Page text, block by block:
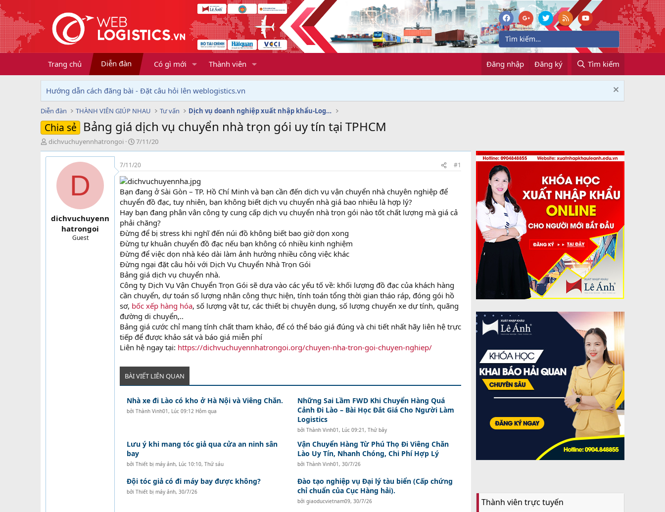
Trang chủ Diễn đàn Có gì mới Thành viên Đăng nhập Đăng ký Tìm kiếm
Hướng dẫn cách đăng bài - Đặt câu hỏi lên weblogistics.vn
Diễn đàn THÀNH VIÊN GIÚP NHAU Tư vấn Dịch vụ doanh nghiệp xuất nhập khẩu-Logistics
Chia sẻ Bảng giá dịch vụ chuyển nhà trọn gói uy tín tại TPHCM
T
h
r
dichvuchuyennhatrongoi
N
g
y
g
ử
i
7/11/20
D
dichvuchuyenn
hatrongoi
Guest
7/11/20 #1
Bạn đang ở Sài Gòn – TP. Hồ Chí Minh và bạn cần đến dịch vụ vận chuyển nhà chuyên nghiệp để
chuyển đồ đạc, tuy nhiên, bạn không biết dịch vụ chuyển nhà giá bao nhiêu là hợp lý?
Hay bạn đang phân vân công ty cung cấp dịch vụ chuyển nhà trọn gói nào tốt chất lượng mà giá cả
phải chăng?
Đừng để bị stress khi nghĩ đến núi đồ không biết bao giờ dọn xong
Đừng tự khuân chuyển đồ đạc nếu bạn không có nhiều kinh nghiệm
Đừng để việc dọn nhà kéo dài làm ảnh hưởng nhiều công việc khác
Đừng ngại đặt câu hỏi với Dịch Vụ Chuyển Nhà Trọn Gói
Bảng giá dịch vụ chuyển nhà.
Công ty Dịch Vụ Vận Chuyển Trọn Gói sẽ dựa vào các yếu tố về: khối lượng đồ đạc của khách hàng
cần chuyển, dự toán số lượng nhân công thực hiện, tính toán tổng thời gian tháo ráp, đóng gói hồ
sơ, bốc xếp hàng hóa, số lượng vật tư, các thiết bị chuyên dụng, số lượng chuyến xe dự tính, quãng
đường di chuyển,..
Bảng giá cước chỉ mang tính chất tham khảo, để có thể báo giá đúng và chi tiết nhất hãy liên hệ trực
tiếp để được khảo sát và báo giá miễn phí
Liên hệ ngay tại: https://dichvuchuyennhatrongoi.org/chuyen-nha-tron-goi-chuyen-nghiep/
BÀI VIẾT LIÊN QUAN
Nhà xe đi Lào có kho ở Hà Nội và Viêng Chăn.
bởi Thành Vinh01, Lúc 09:12 Hôm qua
Những Sai Lầm FWD Khi Chuyển Hàng Quá
Cảnh Đi Lào – Bài Học Đắt Giá Cho Người Làm
Logistics
bởi Thành Vinh01, Lúc 09:21, Thứ bảy
Lưu ý khi mang tóc giả qua cửa an ninh sân
bay
bởi Thiết bị máy ảnh, Lúc 10:10, Thứ sáu
Vận Chuyển Hàng Từ Phú Thọ Đi Viêng Chăn
Lào Uy Tín, Nhanh Chóng, Chi Phí Hợp Lý
bởi Thành Vinh01, 30/7/26
Đội tóc giả có đi máy bay được không?
bởi Thiết bị máy ảnh, 30/7/26
Đào tạo nghiệp vụ Đại lý tàu biển (Cấp chứng
chỉ chuẩn của Cục Hàng hải).
bởi giaoducvietnam09, 30/7/26 Thành viên trực tuyến